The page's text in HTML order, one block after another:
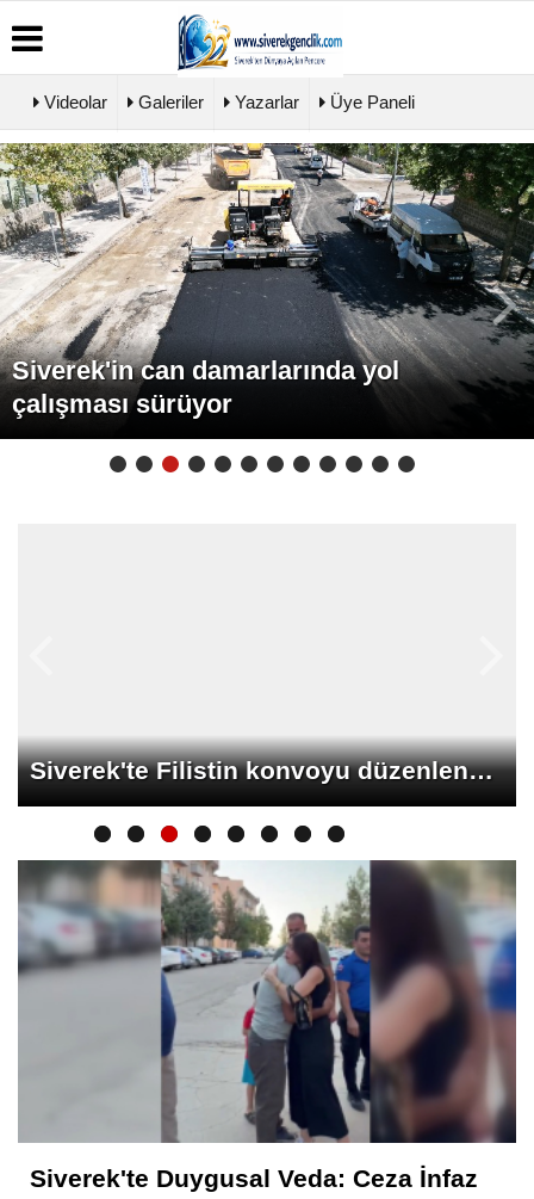
Üye
Paneli
Haber
Arşivi
Günün
Haberleri
Biyografiler
Köşe
Yazarları
Video
Galeri
Foto
Galeri
Künye
İletişim
Çerez
Politikası
Gizlilik
İlkeleri
Videolar Galeriler Yazarlar Üye Paneli
Siverek'te Filistin konvoyu düzenlenecek
Siverek'te Filistin konvoyu düzenlenecek
Siverek'te Duygusal Veda: Ceza İnfaz